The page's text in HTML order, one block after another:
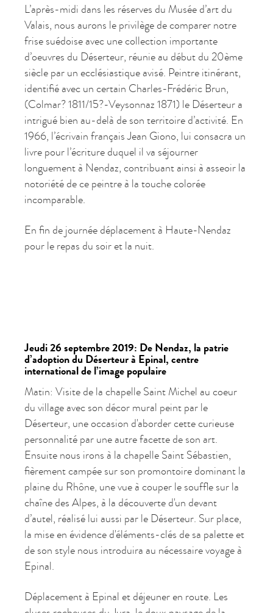
L’après-midi dans les réserves du Musée d’art du
Valais, nous aurons le privilège de comparer notre
frise suédoise avec une collection importante
d’oeuvres du Déserteur, réunie au début du 20ème
siècle par un ecclésiastique avisé. Peintre itinérant,
identifié avec un certain Charles-Frédéric Brun,
(Colmar? 1811/15?-Veysonnaz 1871) le Déserteur a
intrigué bien au-delà de son territoire d’activité. En
1966, l’écrivain français Jean Giono, lui consacra un
livre pour l’écriture duquel il va séjourner
longuement à Nendaz, contribuant ainsi à asseoir la
notoriété de ce peintre à la touche colorée
incomparable.
En fin de journée déplacement à Haute-Nendaz
pour le repas du soir et la nuit.
Jeudi 26 septembre 2019: De Nendaz, la patrie
d’adoption du Déserteur à Epinal, centre
international de l’image populaire
Matin: Visite de la chapelle Saint Michel au coeur
du village avec son décor mural peint par le
Déserteur, une occasion d'aborder cette curieuse
personnalité par une autre facette de son art.
Ensuite nous irons à la chapelle Saint Sébastien,
fièrement campée sur son promontoire dominant la
plaine du Rhône, une vue à couper le souffle sur la
chaîne des Alpes, à la découverte d'un devant
d’autel, réalisé lui aussi par le Déserteur. Sur place,
la mise en évidence d'éléments-clés de sa palette et
de son style nous introduira au nécessaire voyage à
Epinal.
Déplacement à Epinal et déjeuner en route. Les